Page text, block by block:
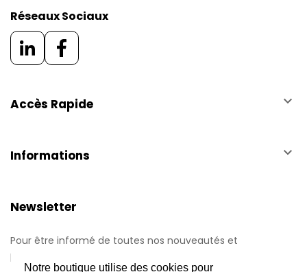
Notre boutique utilise des cookies pour
Réseaux Sociaux
Accès Rapide keyboard_arrow_down
Informations keyboard_arrow_down
Newsletter
Pour être informé de toutes nos nouveautés et
promotions.